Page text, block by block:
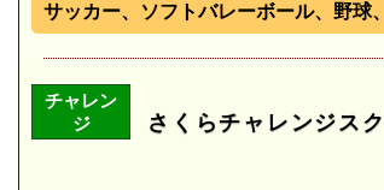
サッカー、ソフトバレーボール、野
チャレン
ジ
さくらチャレンジス